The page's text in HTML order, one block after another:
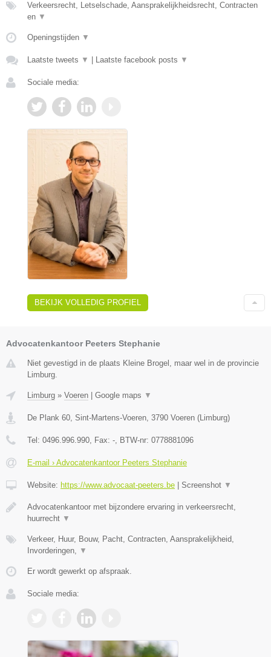
Verkeersrecht, Letselschade, Aansprakelijkheidsrecht, Contracten
en ▼
Openingstijden ▼
Laatste tweets ▼ Laatste facebook posts ▼
Sociale media:
BEKIJK VOLLEDIG PROFIEL
Advocatenkantoor Peeters Stephanie
Niet gevestigd in de plaats Kleine Brogel, maar wel in de provincie
Limburg.
Limburg » Voeren Google maps ▼
De Plank 60, Sint-Martens-Voeren 3790 Voeren ( Limburg)
Tel: 0496.996.990 , Fax: - , BTW-nr: 0778881096
E-mail › Advocatenkantoor Peeters Stephanie
Website: https://www.advocaat-peeters.be Screenshot ▼
Advocatenkantoor met bijzondere ervaring in verkeersrecht,
huurrecht ▼
Verkeer, Huur, Bouw, Pacht, Contracten, Aansprakelijkheid,
Invorderingen,
▼
Er wordt gewerkt op afspraak.
Sociale media: